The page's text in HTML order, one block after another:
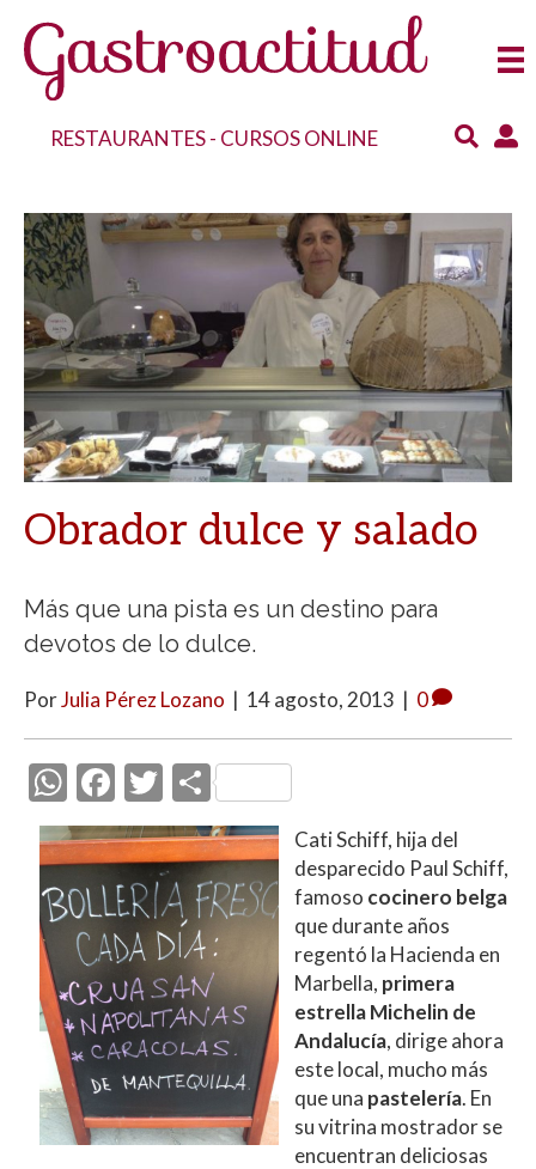
RESTAURANTES- CURSOS ONLINE
Obrador dulce y salado
Más que una pista es un destino para
devotos de lo dulce.
PorJulia Pérez Lozano | 14 agosto, 2013 | 0
W
h
at
s
A
p
p
F
ac
e
b
o
o
k
T
w
itt
er
C
o
m
p
ar
ti
r
Cati Schiff, hija del
desparecido Paul Schiff,
famoso cocinero belga
que durante años
regentó la Hacienda en
Marbella, primera
estrella Michelin de
Andalucía, dirige ahora
este local, mucho más
que una pastelería. En
su vitrina mostrador se
encuentran deliciosas